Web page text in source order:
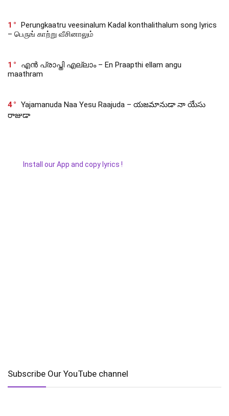
1
Perungkaatru veesinalum Kadal konthalithalum song lyrics
– பெருங் காற்று வீசினாலும்
1
എൻ പ്രാപ്തി എല്ലാം – En Praapthi ellam angu
maathram
4
Yajamanuda Naa Yesu Raajuda – యజమానుడా నా యేసు
రాజుడా
Install our App and copy lyrics !
Subscribe Our YouTube channel